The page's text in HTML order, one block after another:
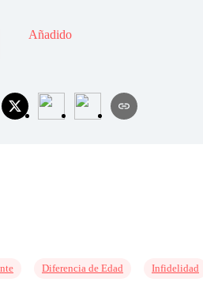
Añadido
Diferencia de Edad Infidelidad